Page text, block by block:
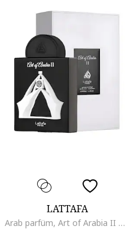
LATTAFA
Arab parfüm, Art of Arabia II 100 ml, Eau de parfum, 100 ml